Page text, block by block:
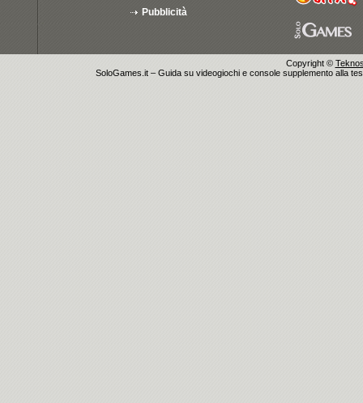
Pubblicità
Copyright ©
SoloGames.it – Guida su videogiochi e console supplemento alla